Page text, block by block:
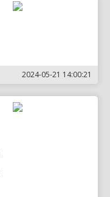
2024-05-21 14:00:21